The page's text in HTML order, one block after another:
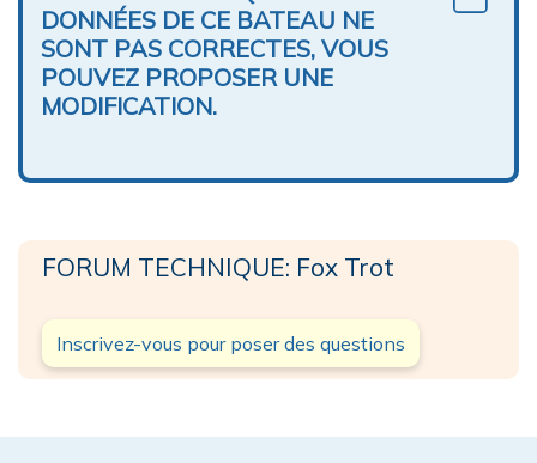
DONNÉES DE CE BATEAU NE
SONT PAS CORRECTES, VOUS
POUVEZ PROPOSER UNE
MODIFICATION.
FORUM TECHNIQUE: Fox Trot
Inscrivez-vous pour poser des questions